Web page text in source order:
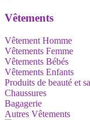
Vêtements
Vêtement Homme
Vêtements Femme
Vêtements Bébés
Vêtements Enfants
Produits de beauté et
Chaussures
Bagagerie
Autres Vêtements